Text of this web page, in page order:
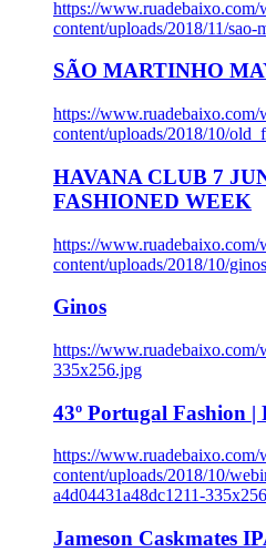
https://www.ruadebaixo.com/
content/uploads/2018/11/
SÃO MARTINHO
https://www.ruadebaixo.com/
content/uploads/2018/10/
HAVANA CLUB 7
FASHIONED WEEK
https://www.ruadebaixo.com/
content/uploads/2018/10/
Ginos
https://
335x256.jpg
43º Portugal Fashion |
https://www.ruadebaixo.com/
content/uploads/2018/10/
a4d04431a48dc1211-
Jameson Caskmates